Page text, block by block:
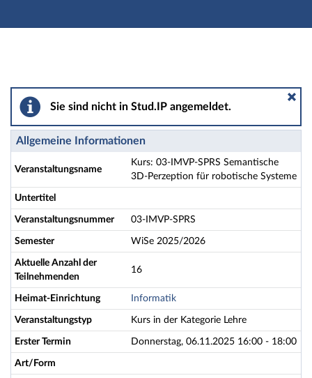
Hauptnavigation
Kurs: 03-IMVP-SPRS Semantische 3D-Perzeption
Sie sind nicht in Stud.IP angemeldet.
Allgemeine Informationen
Veranstaltungsname
Kurs: 03-IMVP-SPRS Semantische
3D-Perzeption für robotische Systeme
Untertitel
Veranstaltungsnummer 03-IMVP-SPRS
Semester WiSe 2025/2026
Aktuelle Anzahl der
Teilnehmenden
16
Heimat-Einrichtung Informatik
Veranstaltungstyp Kurs in der Kategorie Lehre
Erster Termin Donnerstag, 06.11.2025 16:00 - 18:00
Art/Form